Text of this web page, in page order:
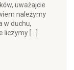
uważajcie
należymy
w duchu,
liczymy […]